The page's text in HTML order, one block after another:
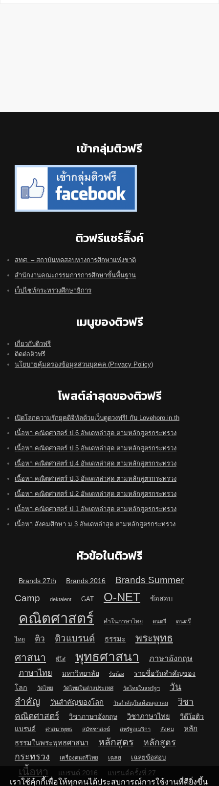
เข้ากลุ่มติวฟรี
ติวฟรีแชร์ลิ๊งค์
สทศ. – สถาบันทดสอบทางการศึกษาแห่งชาติ
สำนักงานคณะกรรมการการศึกษาขั้นพื้นฐาน
เว็ปไซท์กระทรวงศึกษาธิการ
เมนูของติวฟรี
เกี่ยวกับติวฟรี
ติดต่อติวฟรี
นโยบายคุ้มครองข้อมูลส่วนบุคคล (Privacy Policy)
โพสต์ล่าสุดของติวฟรี
เปิดโลกความรักยุคดิจิทัลด้วยเว็บดูดวงฟรี! กับ Lovehoro.in.th
เนื้อหา คณิตศาสตร์ ป.6 อัพเดทล่าสุด ตามหลักสูตรกระทรวง
เนื้อหา คณิตศาสตร์ ป.5 อัพเดทล่าสุด ตามหลักสูตรกระทรวง
เนื้อหา คณิตศาสตร์ ป.4 อัพเดทล่าสุด ตามหลักสูตรกระทรวง
เนื้อหา คณิตศาสตร์ ป.3 อัพเดทล่าสุด ตามหลักสูตรกระทรวง
เนื้อหา คณิตศาสตร์ ป.2 อัพเดทล่าสุด ตามหลักสูตรกระทรวง
เนื้อหา คณิตศาสตร์ ป.1 อัพเดทล่าสุด ตามหลักสูตรกระทรวง
เนื้อหา สังคมศึกษา ม.3 อัพเดทล่าสุด ตามหลักสูตรกระทรวง
หัวข้อในติวฟรี
Brands 27th Brands 2016
Brands Summer
Camp
dektalent GAT O-NET ข้อสอบ
คณิตศาสตร์ คำในภาษาไทย ดนตรี ดนตรี
ไทย ติว ติวแบรนด์ ธรรมะ
พระพุทธ
ศาสนา
พี่โต๋ พุทธศาสนา ภาษาอังกฤษ
ภาษาไทย มหาวิทยาลัย รับน้อง
รายชื่อวันสำคัญของ
โลก
วัดไทย วัดไทยในต่างประเทศ วัดไทยในสหรัฐฯ
วัน
สำคัญ
วันสำคัญของโลก วันสำคัญในเดือนตุลาคม
วิชา
คณิตศาสตร์
วิชาภาษาอังกฤษ วิชาภาษาไทย
วีดีโอติว
แบรนด์
ศาสนาพุทธ สมัชชาสงฆ์ สหรัฐอเมริกา สังคม
หลัก
ธรรมในพระพุทธศาสนา
หลักสูตร
หลักสูตร
กระทรวง
เครื่องดนตรีไทย เฉลย เฉลยข้อสอบ
เนื้อหา แบรนด์ 2016 แบรนด์ครั้งที่ 27
เราใช้คุ้กกี้เพื่อให้ทุกคนได้ประสบการณ์การใช้งานที่ดียิ่งขึ้น